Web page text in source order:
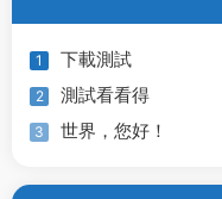
1 下載測試
2 測試看看得
3 世界，您好！